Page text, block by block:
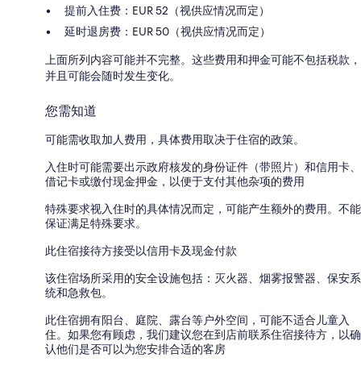
提前入住费：EUR 52（视供应情况而定）
延时退房费：EUR 50（视供应情况而定）
上面所列内容可能并不完整。这些费用和押金可能不包括税款，
并且可能会随时发生变化。
您需知道
可能需收取加人费用，具体费用取决于住宿的政策。
入住时可能需要出示政府核发的身份证件（带照片）和信用卡、
借记卡或缴付现金押金，以便于支付其他杂项的费用
特殊要求视入住时的具体情况而定，可能产生额外的费用。不能
保证满足特殊要求。
此住宿接待方接受以信用卡及现金付款
该住宿场所采用的安全设施包括：灭火器、烟雾报警器、保安系
统和急救包。
此住宿拥有阳台、庭院、露台等户外空间，可能不适合儿童入
住。如果您有顾虑，我们建议您在到店前联系住宿接待方，以确
认他们是否可以为您安排合适的客房